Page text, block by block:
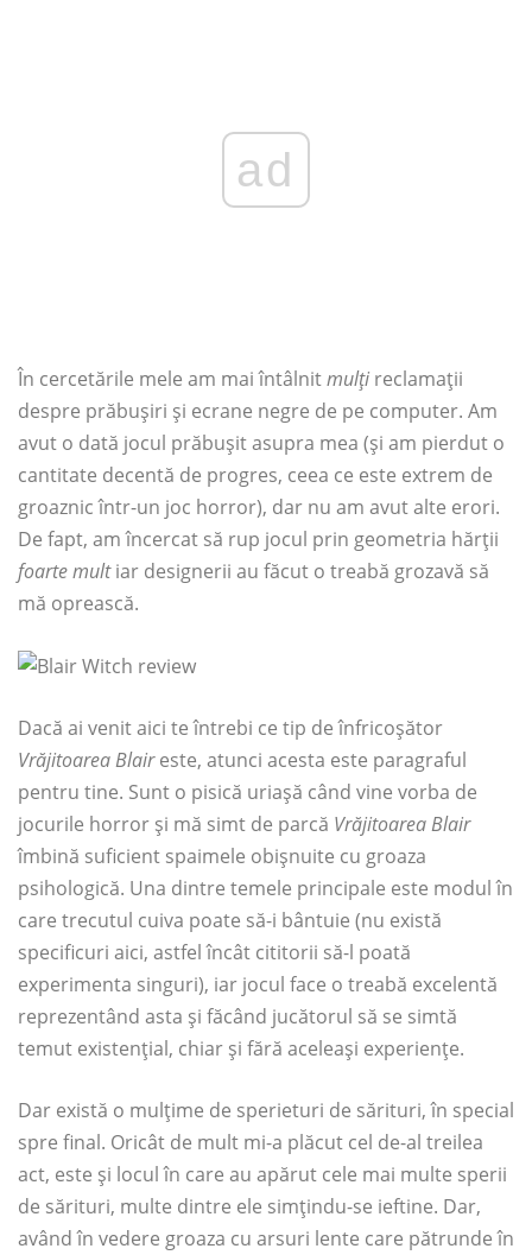
ad
În cercetările mele am mai întâlnitmulți reclamații
despre prăbușiri și ecrane negre de pe computer. Am
avut o dată jocul prăbușit asupra mea (și am pierdut o
cantitate decentă de progres, ceea ce este extrem de
groaznic într-un joc horror), dar nu am avut alte erori.
De fapt, am încercat să rup jocul prin geometria hărții
foarte multiar designerii au făcut o treabă grozavă să
mă oprească.
Dacă ai venit aici te întrebi ce tip de înfricoșător
Vrăjitoarea Blaireste, atunci acesta este paragraful
pentru tine. Sunt o pisică uriașă când vine vorba de
jocurile horror și mă simt de parcă Vrăjitoarea Blair
îmbină suficient spaimele obișnuite cu groaza
psihologică. Una dintre temele principale este modul în
care trecutul cuiva poate să-i bântuie (nu există
specificuri aici, astfel încât cititorii să-l poată
experimenta singuri), iar jocul face o treabă excelentă
reprezentând asta și făcând jucătorul să se simtă
temut existențial, chiar și fără aceleași experiențe.
Dar există o mulțime de sperieturi de sărituri, în special
spre final. Oricât de mult mi-a plăcut cel de-al treilea
act, este și locul în care au apărut cele mai multe sperii
de sărituri, multe dintre ele simțindu-se ieftine. Dar,
având în vedere groaza cu arsuri lente care pătrunde în